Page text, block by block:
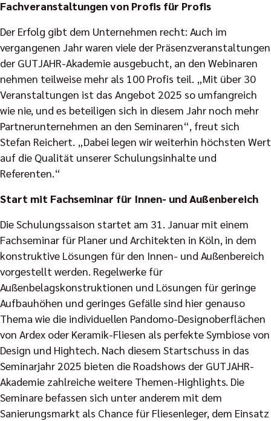
Fachveranstaltungen von Profis für Profis
Der Erfolg gibt dem Unternehmen recht: Auch im
vergangenen Jahr waren viele der Präsenzveranstaltungen
der GUTJAHR-Akademie ausgebucht, an den Webinaren
nehmen teilweise mehr als 100 Profis teil. „Mit über 30
Veranstaltungen ist das Angebot 2025 so umfangreich
wie nie, und es beteiligen sich in diesem Jahr noch mehr
Partnerunternehmen an den Seminaren“, freut sich
Stefan Reichert. „Dabei legen wir weiterhin höchsten Wert
auf die Qualität unserer Schulungsinhalte und
Referenten.“
Start mit Fachseminar für Innen- und Außenbereich
Die Schulungssaison startet am 31. Januar mit einem
Fachseminar für Planer und Architekten in Köln, in dem
konstruktive Lösungen für den Innen- und Außenbereich
vorgestellt werden. Regelwerke für
Außenbelagskonstruktionen und Lösungen für geringe
Aufbauhöhen und geringes Gefälle sind hier genauso
Thema wie die individuellen Pandomo-Designoberflächen
von Ardex oder Keramik-Fliesen als perfekte Symbiose von
Design und Hightech. Nach diesem Startschuss in das
Seminarjahr 2025 bieten die Roadshows der GUTJAHR-
Akademie zahlreiche weitere Themen-Highlights. Die
Seminare befassen sich unter anderem mit dem
Sanierungsmarkt als Chance für Fliesenleger, dem Einsatz